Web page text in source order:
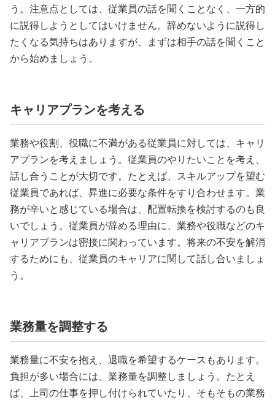
う。注意点としては、従業員の話を聞くことなく、一方的
に説得しようとしてはいけません。辞めないように説得し
たくなる気持ちはありますが、まずは相手の話を聞くこと
から始めましょう。
キャリアプランを考える
業務や役割、役職に不満がある従業員に対しては、キャリ
アプランを考えましょう。従業員のやりたいことを考え、
話し合うことが大切です。たとえば、スキルアップを望む
従業員であれば、昇進に必要な条件をすり合わせます。業
務が辛いと感じている場合は、配置転換を検討するのも良
いでしょう。従業員が辞める理由に、業務や役職などのキ
ャリアプランは密接に関わっています。将来の不安を解消
するためにも、従業員のキャリアに関して話し合いましょ
う。
業務量を調整する
業務量に不安を抱え、退職を希望するケースもあります。
負担が多い場合には、業務量を調整しましょう。たとえ
ば、上司の仕事を押し付けられていたり、そもそもの業務